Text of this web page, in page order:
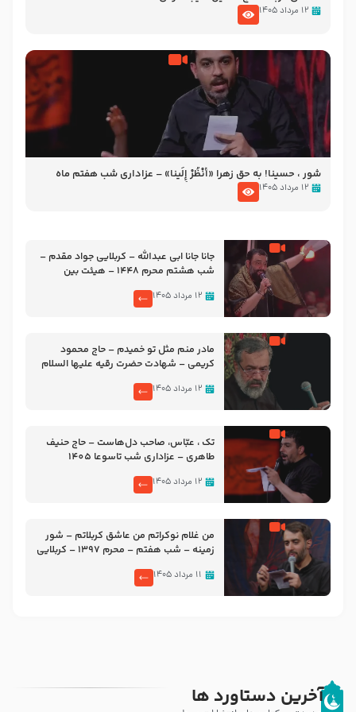
۱۲ مرداد ۱۴۰۵
شور ، حسینا! به‌ حق زهرا «أُنْظُرْ إِلَینا» – عزاداری شب هفتم ماه
محرّم 1405
۱۲ مرداد ۱۴۰۵
جانا جانا ابی عبدالله – کربلایی جواد مقدم –
شب هشتم محرم 1448 – هیئت بین
۱۲ مرداد ۱۴۰۵
مادر منم مثل تو خمیدم – حاج محمود
کریمی – شهادت حضرت رقیه علیها السلام
۱۲ مرداد ۱۴۰۵
تک ، عبّاس، صاحب دل‌هاست – حاج حنیف
طاهری – عزاداری شب تاسوعا 1405
۱۲ مرداد ۱۴۰۵
من غلام نوکراتم من عاشق کربلاتم – شور
زمینه – شب هفتم – محرم 1397 – کربلایی
۱۱ مرداد ۱۴۰۵
آخرین دستاورد ها